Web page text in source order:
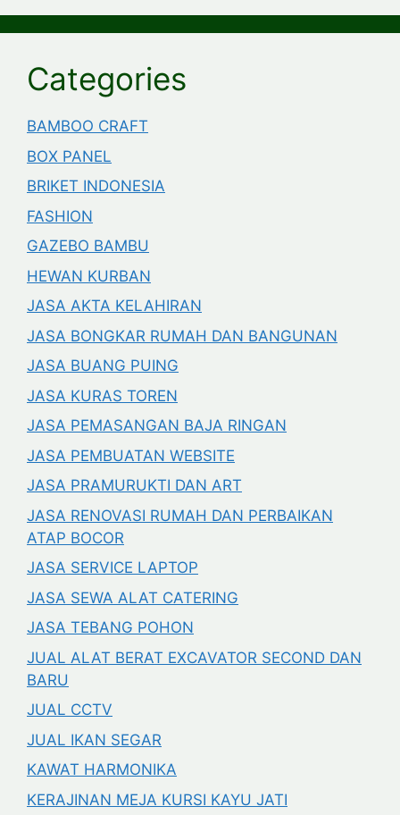
Categories
BAMBOO CRAFT
BOX PANEL
BRIKET INDONESIA
FASHION
GAZEBO BAMBU
HEWAN KURBAN
JASA AKTA KELAHIRAN
JASA BONGKAR RUMAH DAN BANGUNAN
JASA BUANG PUING
JASA KURAS TOREN
JASA PEMASANGAN BAJA RINGAN
JASA PEMBUATAN WEBSITE
JASA PRAMURUKTI DAN ART
JASA RENOVASI RUMAH DAN PERBAIKAN
ATAP BOCOR
JASA SERVICE LAPTOP
JASA SEWA ALAT CATERING
JASA TEBANG POHON
JUAL ALAT BERAT EXCAVATOR SECOND DAN
BARU
JUAL CCTV
JUAL IKAN SEGAR
KAWAT HARMONIKA
KERAJINAN MEJA KURSI KAYU JATI